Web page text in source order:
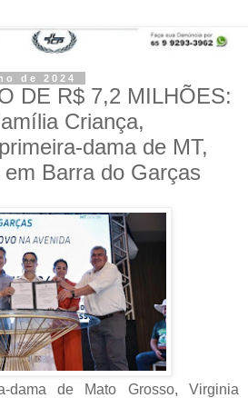
de 2024
DE R$ 7,2 MILHÕES:
Criança,
dama de MT,
Barra do Garças
dama de Mato Grosso, Virginia